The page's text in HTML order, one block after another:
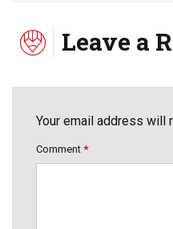
Leave a
Your email address will
Comment *